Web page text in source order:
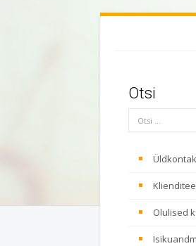
Otsi
Olulised